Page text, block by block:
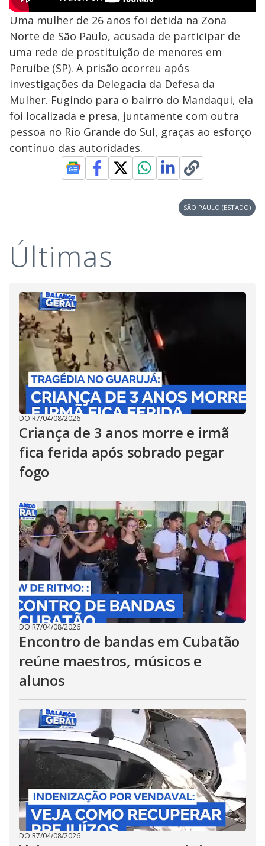
Uma mulher de 26 anos foi detida na Zona
Norte de São Paulo, acusada de participar de
uma rede de prostituição de menores em
Peruíbe (SP). A prisão ocorreu após
investigações da Delegacia da Defesa da
Mulher. Fugindo para o bairro do Mandaqui, ela
foi localizada e presa, juntamente com outra
pessoa no Rio Grande do Sul, graças ao esforço
contínuo das autoridades.
SÃO PAULO (ESTADO)
Últimas
DO R7/04/08/2026
Criança de 3 anos morre e irmã
fica ferida após sobrado pegar
fogo
DO R7/04/08/2026
Encontro de bandas em Cubatão
reúne maestros, músicos e
alunos
DO R7/04/08/2026